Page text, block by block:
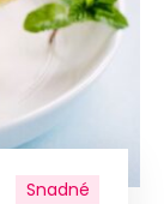
Snadné